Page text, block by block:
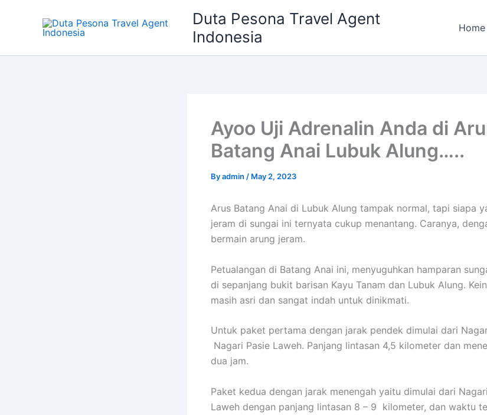
Duta Pesona Travel Agent
Indonesia
Home
Ayoo Uji Adrenalin Anda di
Batang Anai Lubuk Alung…..
Byadmin / May 2, 2023
Arus Batang Anai di Lubuk Alung tampak normal, tapi siapa
jeram di sungai ini ternyata cukup menantang. Caranya,
bermain arung jeram.
Petualangan di Batang Anai ini, menyuguhkan hamparan
di sepanjang bukit barisan Kayu Tanam dan Lubuk Alung.
masih asri dan sangat indah untuk dinikmati.
Untuk paket pertama dengan jarak pendek dimulai dari
Nagari Pasie Laweh. Panjang lintasan 4,5 kilometer dan
dua jam.
Paket kedua dengan jarak menengah yaitu dimulai dari
Laweh dengan panjang lintasan 8 – 9 kilometer, dan waktu